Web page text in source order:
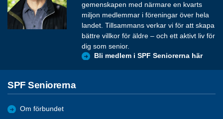
gemenskapen med närmare en kvarts
miljon medlemmar i föreningar över hela
landet. Tillsammans verkar vi för att skapa
bättre villkor för äldre – och ett aktivt liv för
dig som senior.
Bli medlem i SPF Seniorerna här
SPF Seniorerna
Om förbundet